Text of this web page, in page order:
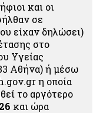
και οι
σε
είχαν δηλώσει)
στο
Υγείας
Αθήνα) ή μέσω
η οποία
το αργότερο
και ώρα